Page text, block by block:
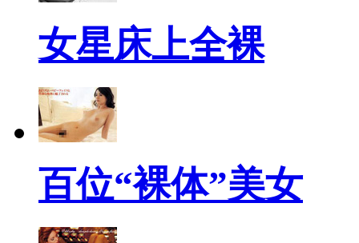
女星床上全裸
百位“裸体”美女